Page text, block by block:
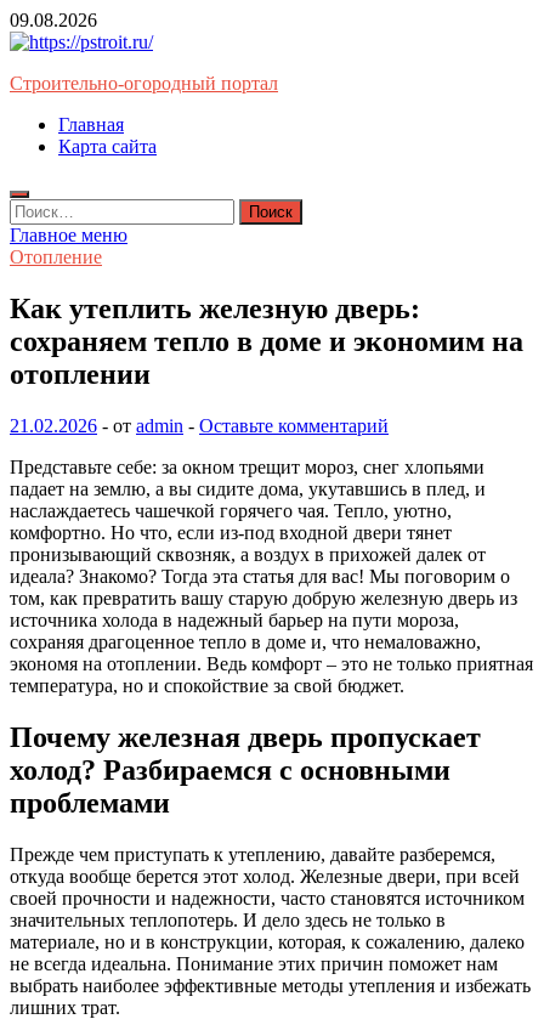
Перейти
к
09.08.2026
Строительно-огородный портал
Главная
Карта сайта
Найти:
Главное меню
Отопление
Как утеплить железную дверь:
сохраняем тепло в доме и экономим на
отоплении
21.02.2026 - от admin - Оставьте комментарий
Представьте себе: за окном трещит мороз, снег хлопьями
падает на землю, а вы сидите дома, укутавшись в плед, и
наслаждаетесь чашечкой горячего чая. Тепло, уютно,
комфортно. Но что, если из-под входной двери тянет
пронизывающий сквозняк, а воздух в прихожей далек от
идеала? Знакомо? Тогда эта статья для вас! Мы поговорим о
том, как превратить вашу старую добрую железную дверь из
источника холода в надежный барьер на пути мороза,
сохраняя драгоценное тепло в доме и, что немаловажно,
экономя на отоплении. Ведь комфорт – это не только приятная
температура, но и спокойствие за свой бюджет.
Почему железная дверь пропускает
холод? Разбираемся с основными
проблемами
Прежде чем приступать к утеплению, давайте разберемся,
откуда вообще берется этот холод. Железные двери, при всей
своей прочности и надежности, часто становятся источником
значительных теплопотерь. И дело здесь не только в
материале, но и в конструкции, которая, к сожалению, далеко
не всегда идеальна. Понимание этих причин поможет нам
выбрать наиболее эффективные методы утепления и избежать
лишних трат.